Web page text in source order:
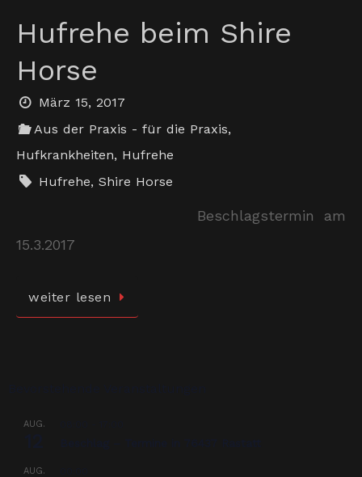
Hufrehe beim Shire
Horse
März 15, 2017
Aus der Praxis - für die Praxis,
Hufkrankheiten, Hufrehe
Hufrehe,Shire Horse
Beschlagstermin am
15.3.2017
weiter lesen
AUG.
AUG.